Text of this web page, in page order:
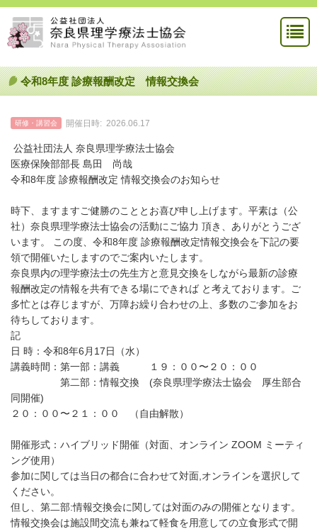
令和8年度 診療報酬改定 情報交換会
研修・講習会 開催日時: 2026.06.17
公益社団法人 奈良県理学療法士協会
医療保険部部長 島田 尚哉
令和8年度 診療報酬改定 情報交換会のお知らせ
時下、ますますご健勝のこととお喜び申し上げます。平素は（公
社）奈良県理学療法士協会の活動にご協力 頂き、ありがとうござ
います。 この度、令和8年度 診療報酬改定情報交換会を下記の要
領で開催いたしますのでご案内いたします。
奈良県内の理学療法士の先生方と意見交換をしながら最新の診療
報酬改定の情報を共有できる場にできれば と考えております。ご
多忙とは存じますが、万障お繰り合わせの上、多数のご参加をお
待ちしております。
記
日 時：令和8年6月17日（水）
講義時間：第一部：講義 １９：００〜２０：００
第二部：情報交換 (奈良県理学療法士協会 厚生部合
同開催)
２０：００〜２１：００ （自由解散）
開催形式：ハイブリッド開催（対面、オンライン ZOOM ミーティ
ング使用）
参加に関しては当日の都合に合わせて対面,オンラインを選択して
ください。
但し、第二部:情報交換会に関しては対面のみの開催となります。
情報交換会は施設間交流も兼ねて軽食を用意しての立食形式で開